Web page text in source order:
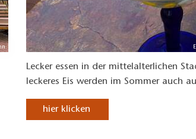
Lecker essen in der mittelalterlichen
leckeres Eis werden im Sommer auch
hier klicken